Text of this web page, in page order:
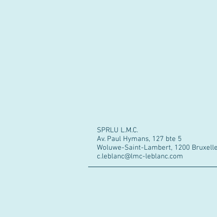
SPRLU L.M.C.
Av. Paul Hymans, 127 bte 5
Woluwe-Saint-Lambert, 1200
c.leblanc@lmc-leblanc.com